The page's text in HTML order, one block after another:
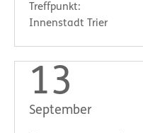
Treffpunkt:
Innenstadt Trier
13
September